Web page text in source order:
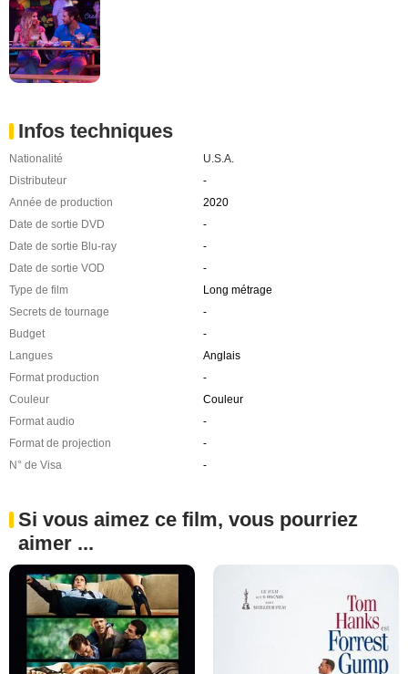
Infos techniques
Nationalité
U.S.A.
Distributeur
-
Année de production
2020
Date de sortie DVD
-
Date de sortie Blu-ray
-
Date de sortie VOD
-
Type de film
Long métrage
Secrets de tournage
-
Budget
-
Langues
Anglais
Format production
-
Couleur
Couleur
Format audio
-
Format de projection
-
N° de Visa
-
Si vous aimez ce film, vous pourriez
aimer ...